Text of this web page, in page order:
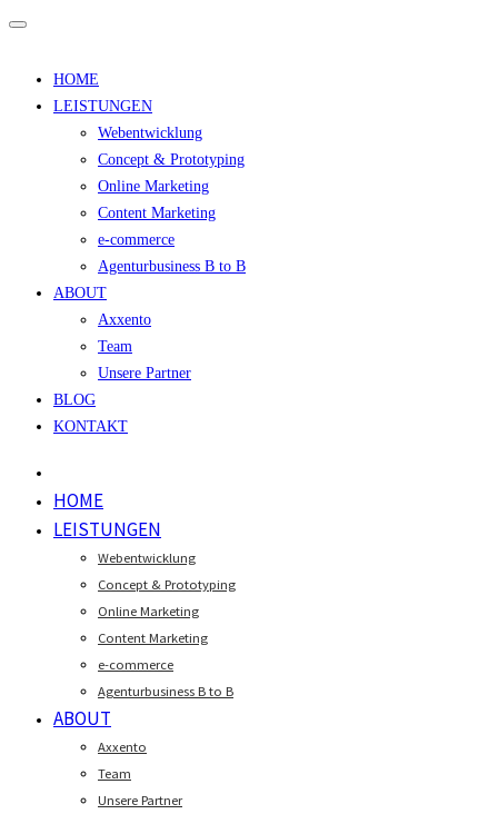
HOME
LEISTUNGEN
Webentwicklung
Concept & Prototyping
Online Marketing
Content Marketing
e-commerce
Agenturbusiness B to B
ABOUT
Axxento
Team
Unsere Partner
BLOG
KONTAKT
HOME
LEISTUNGEN
Webentwicklung
Concept & Prototyping
Online Marketing
Content Marketing
e-commerce
Agenturbusiness B to B
ABOUT
Axxento
Team
Unsere Partner